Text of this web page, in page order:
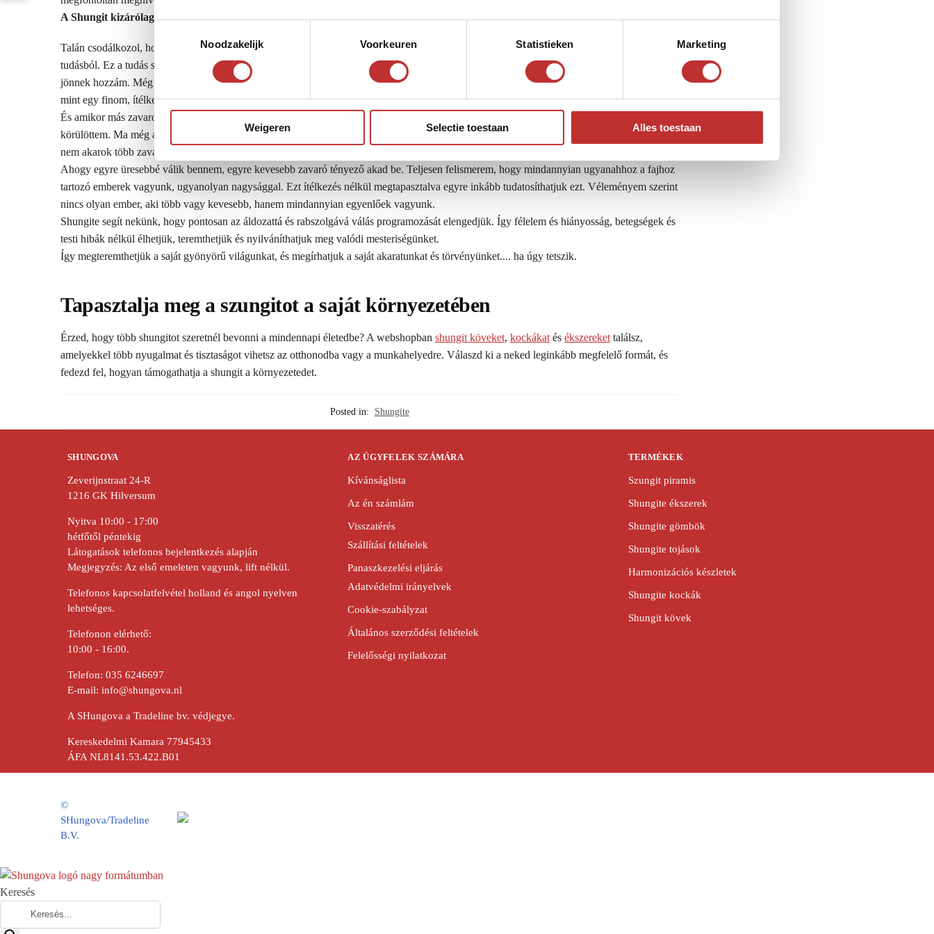
o
e
i
g
s
s
e
l
t
e
Noodzakelijk Voorkeuren Statistieken Marketing
Weigeren Selectie toestaan Alles toestaan
A Shungit kizárólag pozitívan hat.
Talán csodálkozol, hogy én, hívj SHungova, hogyan jutok ehhez a tudáshoz? Nem, nem könyvekből, hanem tapasztalatból és belső
tudásból. Ez a tudás sokkal erősebb és tisztább lett, mióta Karélia shungita régiójában tartózkodom. A biztos-tudás a napirend. Programok is
jönnek hozzám. Még el kell sajátítanom azt a művészetet, hogy a szerelemben újra és újra el tudjam engedni magam, de a Shungite úgy segít,
mint egy finom, ítélkezésmentes barát.
És amikor más zavarok jönnek, egyre inkább képes vagyok érzékelni, hogy ez egyáltalán nem az enyém. Csodálatosan csend van azonban
körülöttem. Ma még az internet is leállt a változatosság kedvéért. Talán a laptopom melletti nagy Shungit Kocka miatt is, de azért is, mert
nem akarok több zavart.
Ahogy egyre üresebbé válik bennem, egyre kevesebb zavaró tényező akad be. Teljesen felismerem, hogy mindannyian ugyanahhoz a fajhoz
tartozó emberek vagyunk, ugyanolyan nagysággal. Ezt ítélkezés nélkül megtapasztalva egyre inkább tudatosíthatjuk ezt. Véleményem szerint
nincs olyan ember, aki több vagy kevesebb, hanem mindannyian egyenlőek vagyunk.
Shungite segít nekünk, hogy pontosan az áldozattá és rabszolgává válás programozását elengedjük. Így félelem és hiányosság, betegségek és
testi hibák nélkül élhetjük, teremthetjük és nyilváníthatjuk meg valódi mesteriségünket.
Így megteremthetjük a saját gyönyörű világunkat, és megírhatjuk a saját akaratunkat és törvényünket.... ha úgy tetszik.
Tapasztalja meg a szungitot a saját környezetében
Érzed, hogy több shungitot szeretnél bevonni a mindennapi életedbe? A webshopban shungit köveket, kockákat és ékszereket találsz,
amelyekkel több nyugalmat és tisztaságot vihetsz az otthonodba vagy a munkahelyedre. Válaszd ki a neked leginkább megfelelő formát, és
fedezd fel, hogyan támogathatja a shungit a környezetedet.
Posted in: Shungite
SHUNGOVA
Zeverijnstraat 24-R
1216 GK Hilversum
Nyitva 10:00 - 17:00
hétfőtől péntekig
Látogatások telefonos bejelentkezés alapján
Megjegyzés: Az első emeleten vagyunk, lift nélkül.
Telefonos kapcsolatfelvétel holland és angol nyelven
lehetséges.
Telefonon elérhető:
10:00 - 16:00.
Telefon: 035 6246697
E-mail: info@shungova.nl
A SHungova a Tradeline bv. védjegye.
Kereskedelmi Kamara 77945433
ÁFA NL8141.53.422.B01
AZ ÜGYFELEK SZÁMÁRA
Kívánságlista
Az én számlám
Visszatérés
Szállítási feltételek
Panaszkezelési eljárás
Adatvédelmi irányelvek
Cookie-szabályzat
Általános szerződési feltételek
Felelősségi nyilatkozat
TERMÉKEK
Szungit piramis
Shungite ékszerek
Shungite gömbök
Shungite tojások
Harmonizációs készletek
Shungite kockák
Shungit kövek
©
SHungova/Tradeline
B.V.
Keresés